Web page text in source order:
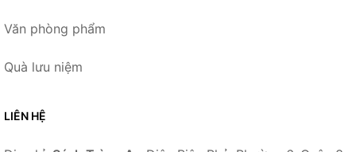
Văn phòng phẩm
Quà lưu niệm
LIÊN HỆ